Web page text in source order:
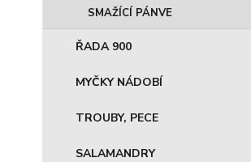
SMAŽÍCÍ PÁNVE
ŘADA 900
MYČKY NÁDOBÍ
TROUBY, PECE
SALAMANDRY